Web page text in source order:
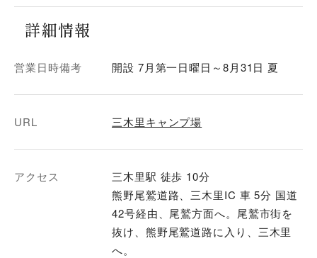
詳細情報
営業日時備考 開設 7月第一日曜日～8月31日 夏
URL 三木里キャンプ場
アクセス
三木里駅 徒歩 10分
熊野尾鷲道路、三木里IC 車 5分 国道
42号経由、尾鷲方面へ。尾鷲市街を
抜け、熊野尾鷲道路に入り、三木里
へ。